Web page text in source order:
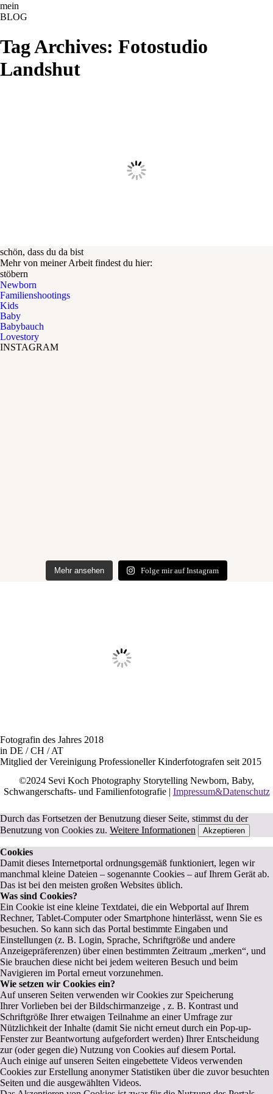
ME
NU
mein
BLOG
Tag Archives: Fotostudio
Landshut
schön, dass du da bist
Mehr von meiner Arbeit findest du hier:
stöbern
Newborn
Familienshootings
Kids
Baby
Babybauch
Lovestory
INSTAGRAM
Mehr ansehen Folge mir auf Instagram
Fotografin des Jahres 2018
in DE / CH / AT
Mitglied der Vereinigung Professioneller Kinderfotografen seit 2015
©2024 Sevi Koch Photography Storytelling Newborn, Baby,
Schwangerschafts- und Familienfotografie | Impressum&Datenschutz
Durch das Fortsetzen der Benutzung dieser Seite, stimmst du der
Benutzung von Cookies zu. Weitere Informationen Akzeptieren
Cookies
Damit dieses Internetportal ordnungsgemäß funktioniert, legen wir
manchmal kleine Dateien – sogenannte Cookies – auf Ihrem Gerät ab.
Das ist bei den meisten großen Websites üblich.
Was sind Cookies?
Ein Cookie ist eine kleine Textdatei, die ein Webportal auf Ihrem
Rechner, Tablet-Computer oder Smartphone hinterlässt, wenn Sie es
besuchen. So kann sich das Portal bestimmte Eingaben und
Einstellungen (z. B. Login, Sprache, Schriftgröße und andere
Anzeigepräferenzen) über einen bestimmten Zeitraum „merken“, und
Sie brauchen diese nicht bei jedem weiteren Besuch und beim
Navigieren im Portal erneut vorzunehmen.
Wie setzen wir Cookies ein?
Auf unseren Seiten verwenden wir Cookies zur Speicherung
Ihrer Vorlieben bei der Bildschirmanzeige , z. B. Kontrast und
Schriftgröße Ihrer etwaigen Teilnahme an einer Umfrage zur
Nützlichkeit der Inhalte (damit Sie nicht erneut durch ein Pop-up-
Fenster zur Beantwortung aufgefordert werden) Ihrer Entscheidung
zur (oder gegen die) Nutzung von Cookies auf diesem Portal.
Auch einige auf unseren Seiten eingebettete Videos verwenden
Cookies zur Erstellung anonymer Statistiken über die zuvor besuchten
Seiten und die ausgewählten Videos.